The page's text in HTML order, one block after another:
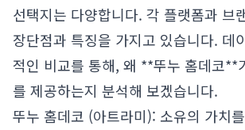
선택지는 다양합니다. 각 플랫폼과 브
장단점과 특징을 가지고 있습니다. 데
적인 비교를 통해, 왜 **뚜누 홈데코**
를 제공하는지 분석해 보겠습니다.
뚜누 홈데코 (아트라미): 소유의 가치